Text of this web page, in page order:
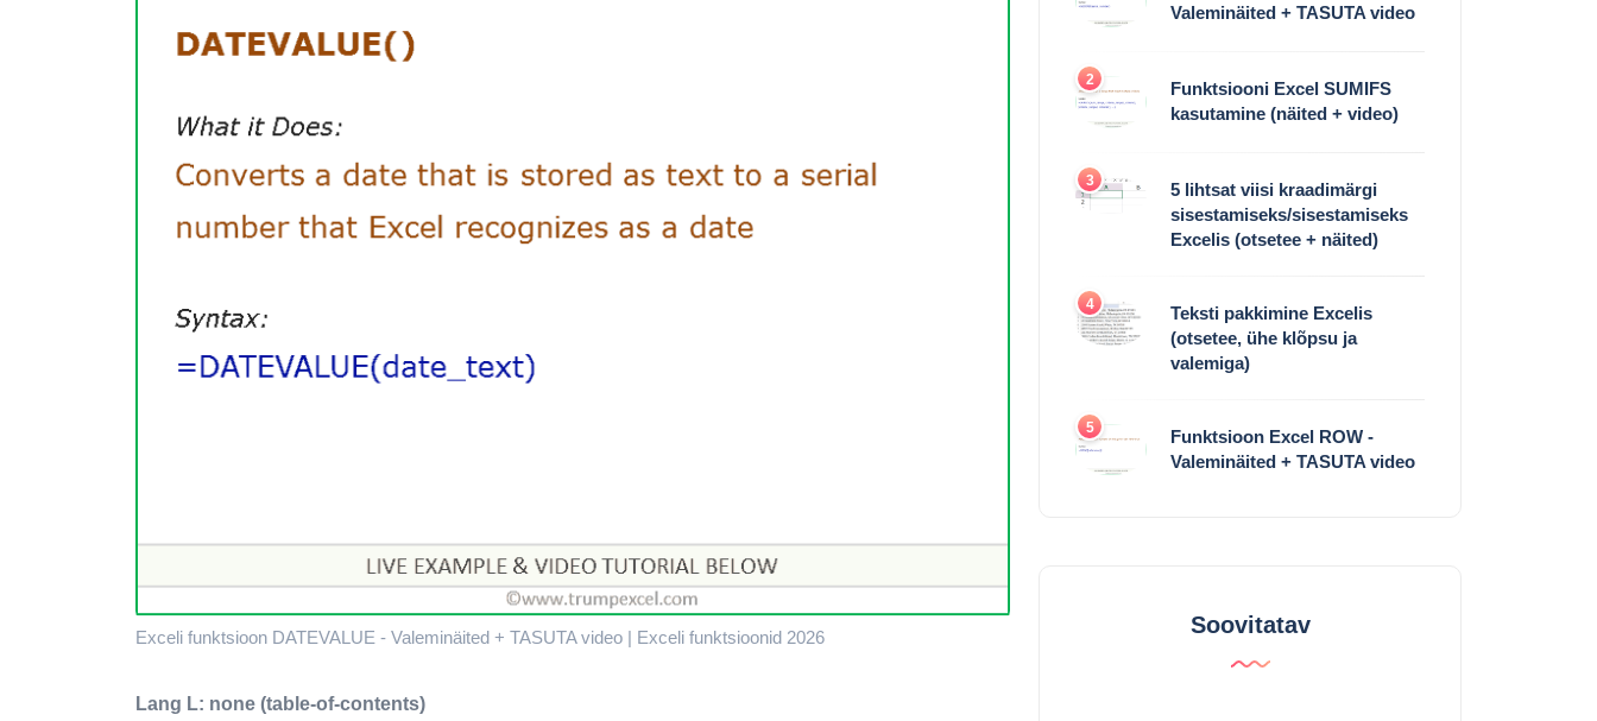
Exceli funktsioon DATEVALUE - Valeminäited + TASUTA video | Exceli funktsioonid 2026
Lang L: none (table-of-contents)
Valeminäited + TASUTA video
2
Funktsiooni Excel SUMIFS
kasutamine (näited + video)
3
5 lihtsat viisi kraadimärgi
sisestamiseks/sisestamiseks
Excelis (otsetee + näited)
4
Teksti pakkimine Excelis
(otsetee, ühe klõpsu ja
valemiga)
5
Funktsioon Excel ROW -
Valeminäited + TASUTA video
Soovitatav